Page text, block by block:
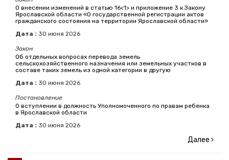
О внесении изменений в статью 16<1> и приложение 3 к Закону
Ярославской области «О государственной регистрации актов
гражданского состояния на территории Ярославской области»
Дата : 30 июня 2026
Закон
Об отдельных вопросах перевода земель
сельскохозяйственного назначения или земельных участков в
составе таких земель из одной категории в другую
Дата : 30 июня 2026
Постановление
О вступлении в должность Уполномоченного по правам ребенка
в Ярославской области
Дата : 30 июня 2026
Далее